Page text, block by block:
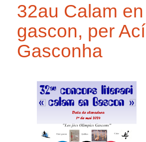
32au Calam en
gascon, per Ací
Gasconha